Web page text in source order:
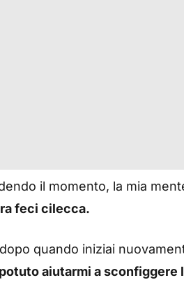
il momento, la mia
feci cilecca.
quando iniziai
aiutarmi a sconfiggere